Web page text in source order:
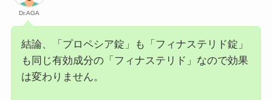
Dr.AGA
結論、「プロペシア錠」も「フィナステリド錠」
も同じ有効成分の「フィナステリド」なので効果
は変わりません。